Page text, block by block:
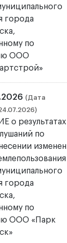
города
по
ООО
(Дата
о результатах
по
города
по
ООО «Парк